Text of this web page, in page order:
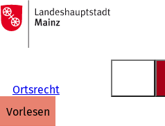
Inhalt anspringen
Zur
Startseite
Ortsrecht
vorlesen